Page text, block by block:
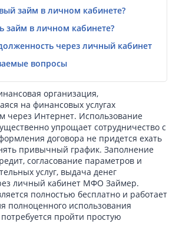
займ в личном кабинете?
займ в личном кабинете?
через личный кабинет
вопросы
организация,
на финансовых услугах
через Интернет. Использование
упрощает сотрудничество с
договора не придется ехать
привычный график. Заполнение
согласование параметров и
услуг, выдача денег
личный кабинет МФО Займер.
полностью бесплатно и работает
полноценного использования
пройти простую